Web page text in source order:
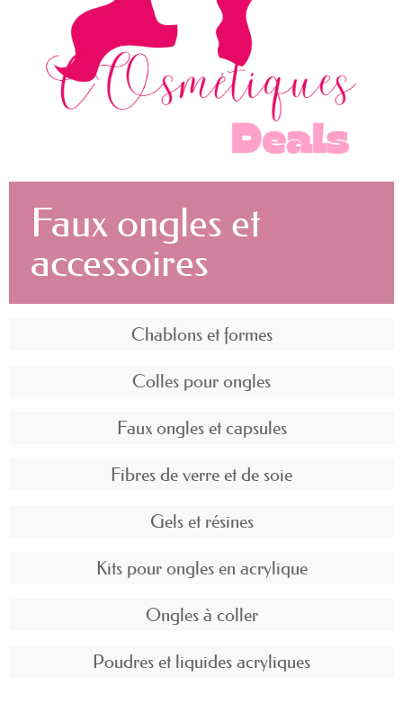
Faux ongles et
accessoires
Chablons et formes
Colles pour ongles
Faux ongles et capsules
Fibres de verre et de soie
Gels et résines
Kits pour ongles en acrylique
Ongles à coller
Poudres et liquides acryliques